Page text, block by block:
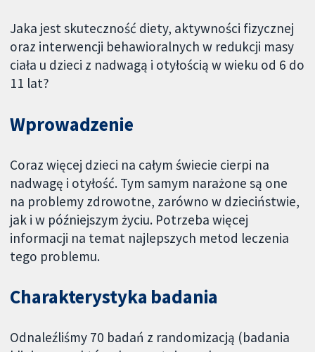
Jaka jest skuteczność diety, aktywności fizycznej
oraz interwencji behawioralnych w redukcji masy
ciała u dzieci z nadwagą i otyłością w wieku od 6 do
11 lat?
Wprowadzenie
Coraz więcej dzieci na całym świecie cierpi na
nadwagę i otyłość. Tym samym narażone są one
na problemy zdrowotne, zarówno w dzieciństwie,
jak i w późniejszym życiu. Potrzeba więcej
informacji na temat najlepszych metod leczenia
tego problemu.
Charakterystyka badania
Odnaleźliśmy 70 badań z randomizacją (badania